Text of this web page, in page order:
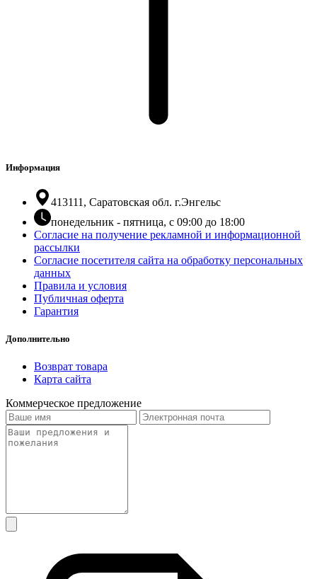
Информация
413111, Саратовская обл. г.Энгельс
понедельник - пятница, с 09:00 до 18:00
Согласие на получение рекламной и информационной
рассылки
Согласие посетителя сайта на обработку персональных
данных
Правила и условия
Публичная оферта
Гарантия
Дополнительно
Возврат товара
Карта сайта
Коммерческое предложение